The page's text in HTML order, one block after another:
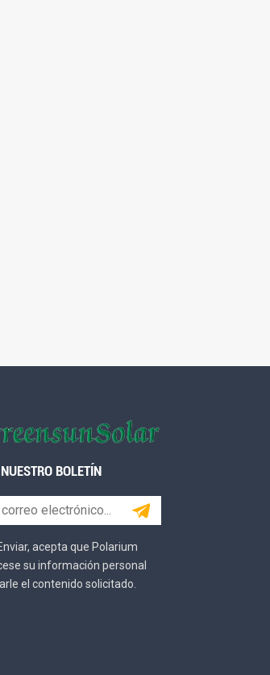
BOLETÍN
acepta que Polarium
su información personal
el contenido solicitado.